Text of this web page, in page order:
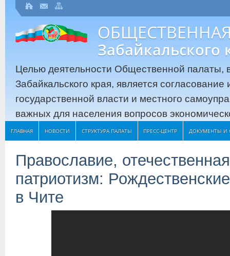
Забайкальского
Целью деятельности Общественной палаты,
Забайкальского края, является
государственной власти и местного
важных для населения вопросов
ГЛАВНАЯ НОВОСТИ СТРУКТУРА ПАЛАТЫ ПРЕСС-ЦЕНТР ДОКУМЕНТЫ И
Православие,
патриотизм:
в Чите